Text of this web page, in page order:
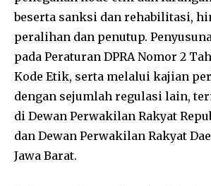
beserta sanksi dan rehabilitasi,
peralihan dan penutup.
pada Peraturan DPRA Nomor 2
Kode Etik, serta melalui kajian
dengan sejumlah regulasi lain,
di Dewan Perwakilan Rakyat
dan Dewan Perwakilan Rakyat
Jawa Barat.